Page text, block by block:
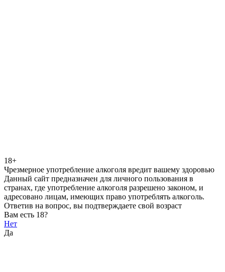
18+
Чрезмерное употребление алкоголя вредит вашему здоровью
Данный сайт предназначен для личного пользования в
странах, где употребление алкоголя разрешено законом, и
адресовано лицам, имеющих право употреблять алкоголь.
Ответив на вопрос, вы подтверждаете свой возраст
Вам есть 18?
Нет
Да